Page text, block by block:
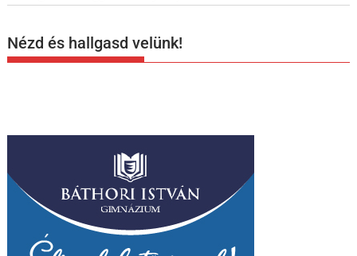
Nézd és hallgasd velünk!